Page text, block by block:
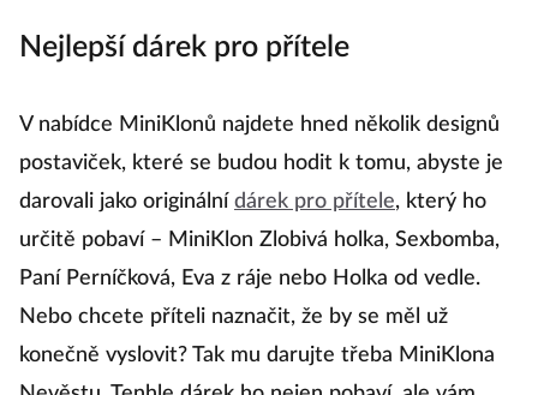
Nejlepší dárek pro přítele
V nabídce MiniKlonů najdete hned několik designů
postaviček, které se budou hodit k tomu, abyste je
darovali jako originálnídárek pro přítele, který ho
určitě pobaví – MiniKlon Zlobivá holka, Sexbomba,
Paní Perníčková, Eva z ráje nebo Holka od vedle.